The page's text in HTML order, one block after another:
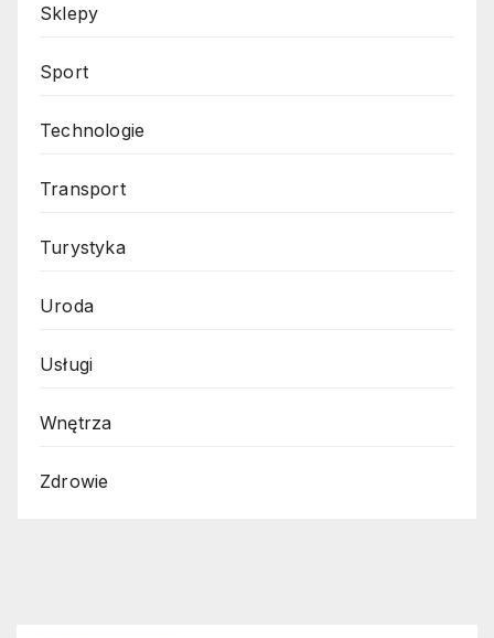
Sklepy
Sport
Technologie
Transport
Turystyka
Uroda
Usługi
Wnętrza
Zdrowie